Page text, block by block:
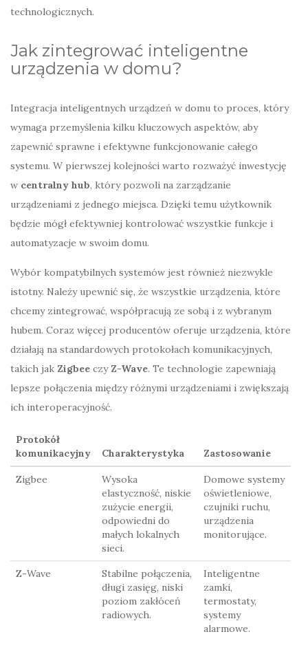
technologicznych.
Jak zintegrować inteligentne
urządzenia w domu?
Integracja inteligentnych urządzeń w domu to proces, który
wymaga przemyślenia kilku kluczowych aspektów, aby
zapewnić sprawne i efektywne funkcjonowanie całego
systemu. W pierwszej kolejności warto rozważyć inwestycję
w centralny hub, który pozwoli na zarządzanie
urządzeniami z jednego miejsca. Dzięki temu użytkownik
będzie mógł efektywniej kontrolować wszystkie funkcje i
automatyzacje w swoim domu.
Wybór kompatybilnych systemów jest również niezwykle
istotny. Należy upewnić się, że wszystkie urządzenia, które
chcemy zintegrować, współpracują ze sobą i z wybranym
hubem. Coraz więcej producentów oferuje urządzenia, które
działają na standardowych protokołach komunikacyjnych,
takich jak Zigbee czy Z-Wave. Te technologie zapewniają
lepsze połączenia między różnymi urządzeniami i zwiększają
ich interoperacyjność.
Protokół
komunikacyjny
Charakterystyka Zastosowanie
Zigbee
Wysoka
elastyczność, niskie
zużycie energii,
odpowiedni do
małych lokalnych
sieci.
Domowe systemy
oświetleniowe,
czujniki ruchu,
urządzenia
monitorujące.
Z-Wave
Stabilne połączenia,
długi zasięg, niski
poziom zakłóceń
radiowych.
Inteligentne
zamki,
termostaty,
systemy
alarmowe.